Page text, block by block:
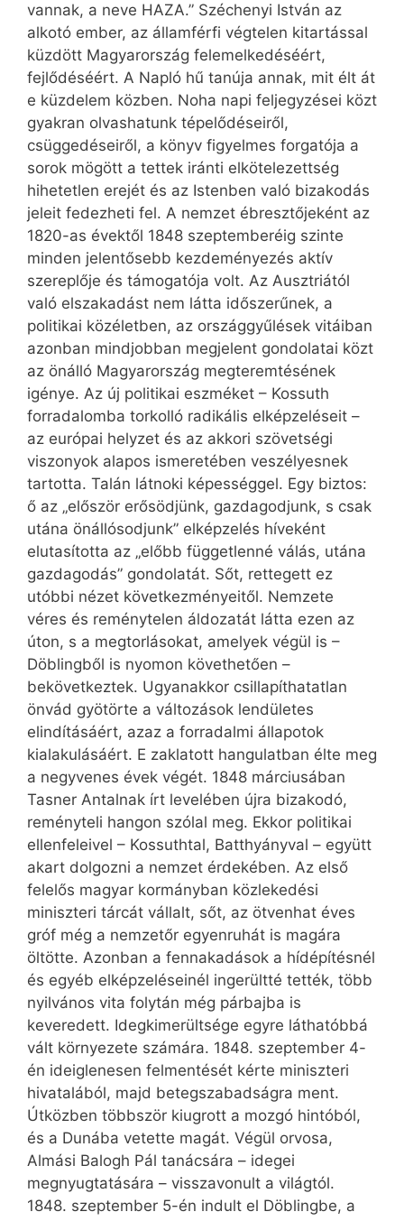
vannak, a neve HAZA.” Széchenyi István az
alkotó ember, az államférfi végtelen kitartással
küzdött Magyarország felemelkedéséért,
fejlődéséért. A Napló hű tanúja annak, mit élt át
e küzdelem közben. Noha napi feljegyzései közt
gyakran olvashatunk tépelődéseiről,
csüggedéseiről, a könyv figyelmes forgatója a
sorok mögött a tettek iránti elkötelezettség
hihetetlen erejét és az Istenben való bizakodás
jeleit fedezheti fel. A nemzet ébresztőjeként az
1820-as évektől 1848 szeptemberéig szinte
minden jelentősebb kezdeményezés aktív
szereplője és támogatója volt. Az Ausztriától
való elszakadást nem látta időszerűnek, a
politikai közéletben, az országgyűlések vitáiban
azonban mindjobban megjelent gondolatai közt
az önálló Magyarország megteremtésének
igénye. Az új politikai eszméket – Kossuth
forradalomba torkolló radikális elképzeléseit –
az európai helyzet és az akkori szövetségi
viszonyok alapos ismeretében veszélyesnek
tartotta. Talán látnoki képességgel. Egy biztos:
ő az „először erősödjünk, gazdagodjunk, s csak
utána önállósodjunk” elképzelés híveként
elutasította az „előbb függetlenné válás, utána
gazdagodás” gondolatát. Sőt, rettegett ez
utóbbi nézet következményeitől. Nemzete
véres és reménytelen áldozatát látta ezen az
úton, s a megtorlásokat, amelyek végül is –
Döblingből is nyomon követhetően –
bekövetkeztek. Ugyanakkor csillapíthatatlan
önvád gyötörte a változások lendületes
elindításáért, azaz a forradalmi állapotok
kialakulásáért. E zaklatott hangulatban élte meg
a negyvenes évek végét. 1848 márciusában
Tasner Antalnak írt levelében újra bizakodó,
reményteli hangon szólal meg. Ekkor politikai
ellenfeleivel – Kossuthtal, Batthyányval – együtt
akart dolgozni a nemzet érdekében. Az első
felelős magyar kormányban közlekedési
miniszteri tárcát vállalt, sőt, az ötvenhat éves
gróf még a nemzetőr egyenruhát is magára
öltötte. Azonban a fennakadások a hídépítésnél
és egyéb elképzeléseinél ingerültté tették, több
nyilvános vita folytán még párbajba is
keveredett. Idegkimerültsége egyre láthatóbbá
vált környezete számára. 1848. szeptember 4-
én ideiglenesen felmentését kérte miniszteri
hivatalából, majd betegszabadságra ment.
Útközben többször kiugrott a mozgó hintóból,
és a Dunába vetette magát. Végül orvosa,
Almási Balogh Pál tanácsára – idegei
megnyugtatására – visszavonult a világtól.
1848. szeptember 5-én indult el Döblingbe, a